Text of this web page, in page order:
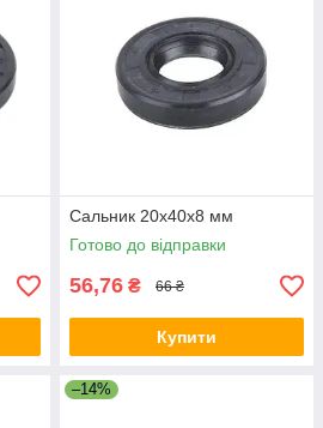
Сальник 20x40x8 мм
Готово до відправки
56,76 ₴ 66 ₴
Купити
–14%